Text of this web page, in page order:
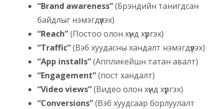
“Brand awareness”(Брэндийн танигдсан
байдлыг нэмэгдүүлэх)
“Reach”(Постоо олон хүнд хүргэх)
“Traffic”(Вэб хуудасны хандалт нэмэгдүүлэх)
“App installs”(Аппликейшн татан авалт)
“Engagement”(пост хандалт)
“Video views”(Видео олон хүнд хүргэх)
“Conversions”(Вэб хуудсаар борлуулалт